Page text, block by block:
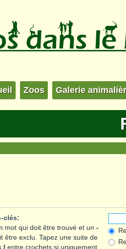
Zoos Galerie
clés:
mot qui doit être trouvé et un -
être exclu. Tapez une suite de
| entre crochets si uniquement